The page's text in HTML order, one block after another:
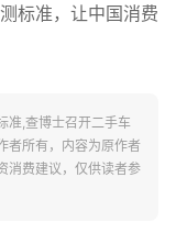
标准，让中国消费
准,查博士召开二手车
者所有，内容为原作者
消费建议，仅供读者参